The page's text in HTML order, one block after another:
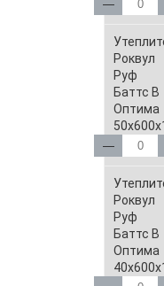
—
Роквул
Руф
Баттс В
Оптима
—
Роквул
Руф
Баттс В
Оптима